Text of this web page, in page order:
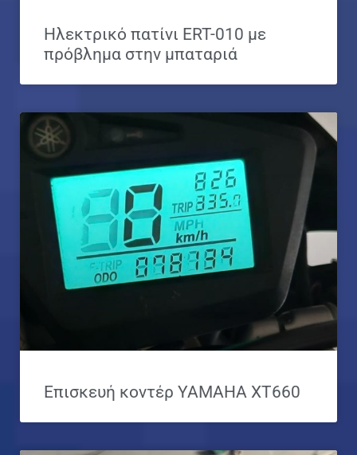
Ηλεκτρικό πατίνι ERT-010 με
πρόβλημα στην μπαταριά
Επισκευή κοντέρ YAMAHA XT660